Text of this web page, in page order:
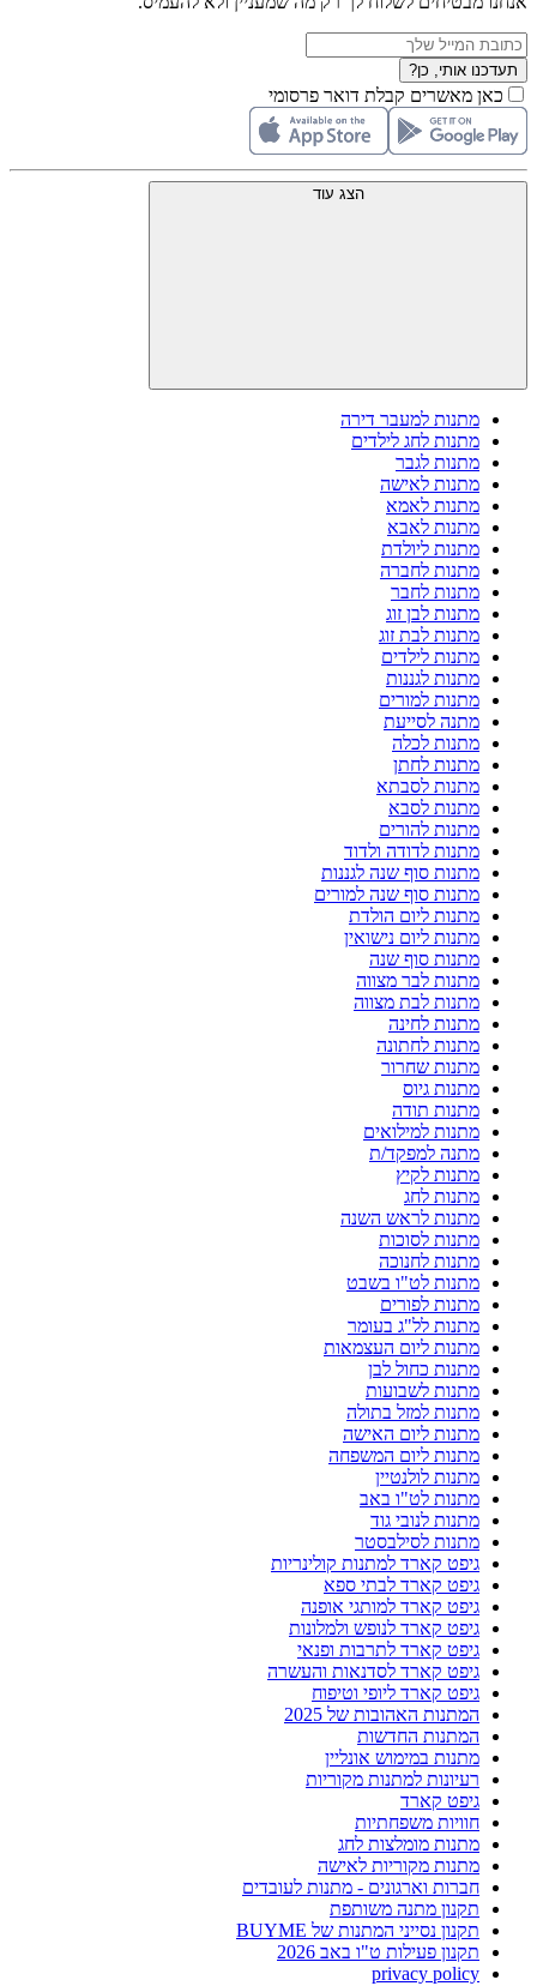
תעדכנו אותי, כן?
כאן מאשרים קבלת דואר פרסומי
הצג עוד
מתנות למעבר דירה
מתנות לחג לילדים
מתנות לגבר
מתנות לאישה
מתנות לאמא
מתנות לאבא
מתנות ליולדת
מתנות לחברה
מתנות לחבר
מתנות לבן זוג
מתנות לבת זוג
מתנות לילדים
מתנות לגננות
מתנות למורים
מתנה לסייעת
מתנות לכלה
מתנות לחתן
מתנות לסבתא
מתנות לסבא
מתנות להורים
מתנות לדודה ולדוד
מתנות סוף שנה לגננות
מתנות סוף שנה למורים
מתנות ליום הולדת
מתנות ליום נישואין
מתנות סוף שנה
מתנות לבר מצווה
מתנות לבת מצווה
מתנות לחינה
מתנות לחתונה
מתנות שחרור
מתנות גיוס
מתנות תודה
מתנות למילואים
מתנה למפקד/ת
מתנות לקיץ
מתנות לחג
מתנות לראש השנה
מתנות לסוכות
מתנות לחנוכה
מתנות לט"ו בשבט
מתנות לפורים
מתנות לל"ג בעומר
מתנות ליום העצמאות
מתנות כחול לבן
מתנות לשבועות
מתנות למזל בתולה
מתנות ליום האישה
מתנות ליום המשפחה
מתנות לולנטיין
מתנות לט"ו באב
מתנות לנובי גוד
מתנות לסילבסטר
גיפט קארד למתנות קולינריות
גיפט קארד לבתי ספא
גיפט קארד למותגי אופנה
גיפט קארד לנופש ולמלונות
גיפט קארד לתרבות ופנאי
גיפט קארד לסדנאות והעשרה
גיפט קארד ליופי וטיפוח
המתנות האהובות של 2025
המתנות החדשות
מתנות במימוש אונליין
רעיונות למתנות מקוריות
גיפט קארד
חוויות משפחתיות
מתנות מומלצות לחג
מתנות מקוריות לאישה
חברות וארגונים - מתנות לעובדים
תקנון מתנה משותפת
תקנון נסייני המתנות של BUYME
תקנון פעילות ט"ו באב 2026
privacy policy